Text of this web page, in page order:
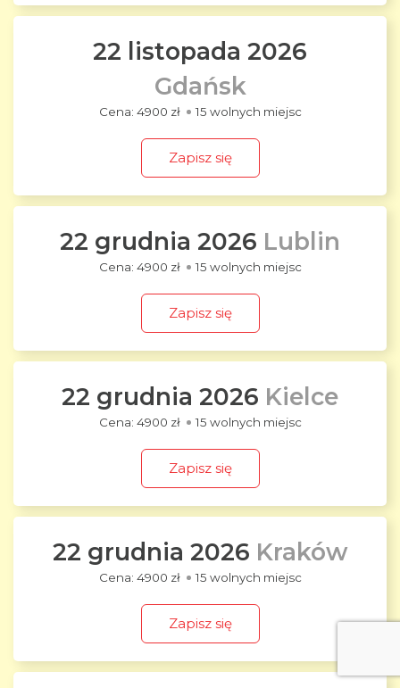
22 listopada 2026
Gdańsk
4900 zł 15 wolnych miejsc
Zapisz się
22 grudnia 2026 Lublin
4900 zł 15 wolnych miejsc
Zapisz się
22 grudnia 2026 Kielce
4900 zł 15 wolnych miejsc
Zapisz się
22 grudnia 2026 Kraków
4900 zł 15 wolnych miejsc
Zapisz się